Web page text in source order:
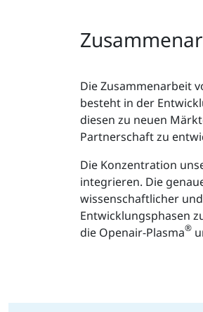
Die Zusammenarbeit
besteht in der
diesen zu neuen
Partnerschaft zu
Die Konzentration
integrieren. Die
wissenschaftlicher
Entwicklungsphasen
die Openair-Plasma®